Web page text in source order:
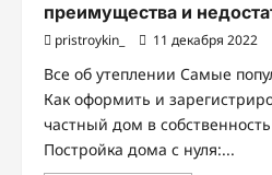
преимущества и
pristroykin_ 11 декабря 2022
Все об утеплении Самые
Как оформить и
частный дом в собственность
Постройка дома с нуля:...